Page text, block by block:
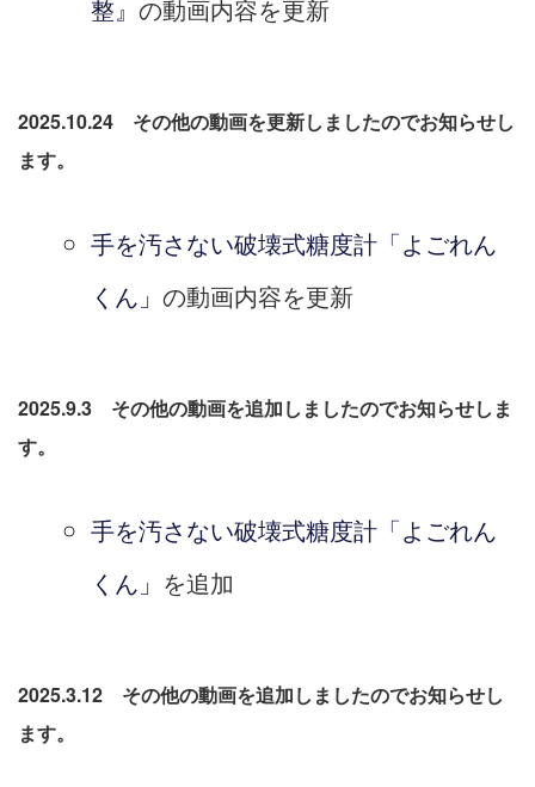
整』 の動画内容を更新
2025.10.24 その他の動画を更新しましたのでお知らせし
ます。
手を汚さない破壊式糖度計「よごれん
くん」 の動画内容を更新
2025.9.3 その他の動画を追加しましたのでお知らせしま
す。
手を汚さない破壊式糖度計「よごれん
くん」 を追加
2025.3.12 その他の動画を追加しましたのでお知らせし
ます。